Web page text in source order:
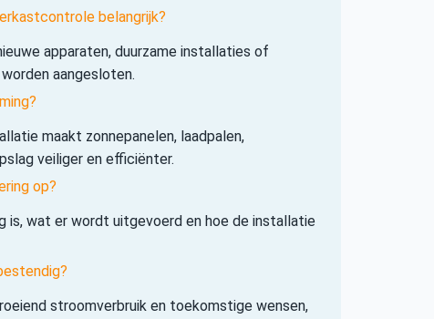
belangrijk?
apparaten, duurzame installaties of
aangesloten.
maakt zonnepanelen, laadpalen,
veiliger en efficiënter.
op?
is, wat er wordt uitgevoerd en hoe de installatie
stroomverbruik en toekomstige wensen,